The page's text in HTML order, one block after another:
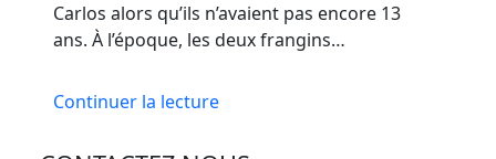
Carlos alors qu’ils n’avaient pas encore 13
ans. À l’époque, les deux frangins…
Continuer la lecture